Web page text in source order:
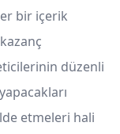
bir içerik
düzenli
etmeleri hali